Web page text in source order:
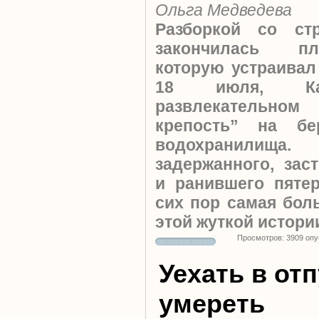
Ольга Медведева
Разборкой со
закончилась
которую
18 июля,
крепость” на
задержанного,
и ранившего
сих пор самая
этой жуткой
Просмотров: 3909
Уехать в
умереть